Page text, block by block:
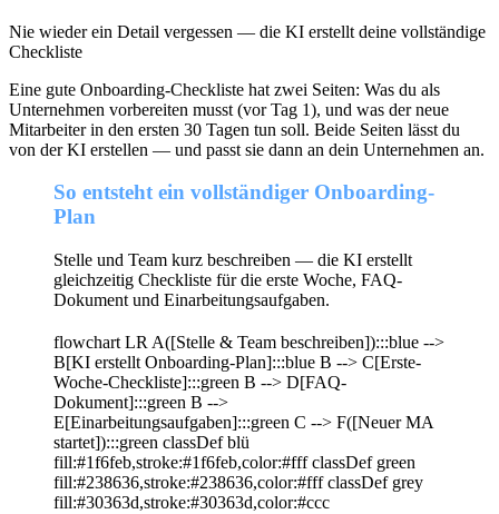
Nie wieder ein Detail vergessen — die KI erstellt deine vollständige
Checkliste
Eine gute Onboarding-Checkliste hat zwei Seiten: Was du als
Unternehmen vorbereiten musst (vor Tag 1), und was der neue
Mitarbeiter in den ersten 30 Tagen tun soll. Beide Seiten lässt du
von der KI erstellen — und passt sie dann an dein Unternehmen an.
So entsteht ein vollständiger Onboarding-
Plan
Stelle und Team kurz beschreiben — die KI erstellt
gleichzeitig Checkliste für die erste Woche, FAQ-
Dokument und Einarbeitungsaufgaben.
flowchart LR A([Stelle & Team beschreiben]):::blue -->
B[KI erstellt Onboarding-Plan]:::blue B --> C[Erste-
Woche-Checkliste]:::green B --> D[FAQ-
Dokument]:::green B -->
E[Einarbeitungsaufgaben]:::green C --> F([Neuer MA
startet]):::green classDef blü
fill:#1f6feb,stroke:#1f6feb,color:#fff classDef green
fill:#238636,stroke:#238636,color:#fff classDef grey
fill:#30363d,stroke:#30363d,color:#ccc